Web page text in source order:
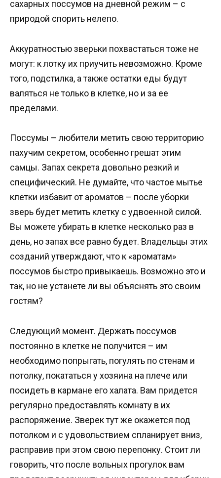
сахарных поссумов на дневной режим – с
природой спорить нелепо.
Аккуратностью зверьки похвастаться тоже не
могут: к лотку их приучить невозможно. Кроме
того, подстилка, а также остатки еды будут
валяться не только в клетке, но и за ее
пределами.
Поссумы – любители метить свою территорию
пахучим секретом, особенно грешат этим
самцы. Запах секрета довольно резкий и
специфический. Не думайте, что частое мытье
клетки избавит от ароматов – после уборки
зверь будет метить клетку с удвоенной силой.
Вы можете убирать в клетке несколько раз в
день, но запах все равно будет. Владельцы этих
созданий утверждают, что к «ароматам»
поссумов быстро привыкаешь. Возможно это и
так, но не устанете ли вы объяснять это своим
гостям?
Следующий момент. Держать поссумов
постоянно в клетке не получится – им
необходимо попрыгать, погулять по стенам и
потолку, покататься у хозяина на плече или
посидеть в кармане его халата. Вам придется
регулярно предоставлять комнату в их
распоряжение. Зверек тут же окажется под
потолком и с удовольствием спланирует вниз,
расправив при этом свою перепонку. Стоит ли
говорить, что после вольных прогулок вам